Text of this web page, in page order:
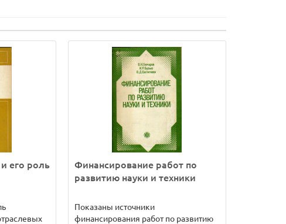
его роль
Финансирование работ по
развитию науки и техники
Показаны источники
финансирования работ по развитию